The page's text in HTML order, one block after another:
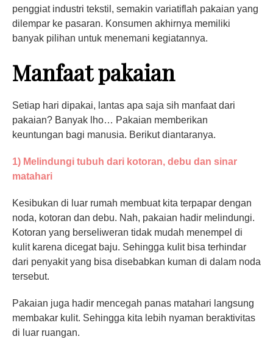
penggiat industri tekstil, semakin variatiflah pakaian yang
dilempar ke pasaran. Konsumen akhirnya memiliki
banyak pilihan untuk menemani kegiatannya.
Manfaat pakaian
Setiap hari dipakai, lantas apa saja sih manfaat dari
pakaian? Banyak lho… Pakaian memberikan
keuntungan bagi manusia. Berikut diantaranya.
1) Melindungi tubuh dari kotoran, debu dan sinar
matahari
Kesibukan di luar rumah membuat kita terpapar dengan
noda, kotoran dan debu. Nah, pakaian hadir melindungi.
Kotoran yang berseliweran tidak mudah menempel di
kulit karena dicegat baju. Sehingga kulit bisa terhindar
dari penyakit yang bisa disebabkan kuman di dalam noda
tersebut.
Pakaian juga hadir mencegah panas matahari langsung
membakar kulit. Sehingga kita lebih nyaman beraktivitas
di luar ruangan.